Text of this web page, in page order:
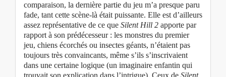
comparaison, la dernière partie du jeu m’a presque paru
fade, tant cette scène-là était puissante. Elle est d’ailleurs
assez représentative de ce que Silent Hill 2 apporte par
rapport à son prédécesseur : les monstres du premier
jeu, chiens écorchés ou insectes géants, n’étaient pas
toujours très convaincants, même s’ils s’inscrivaient
dans une certaine logique (un imaginaire enfantin qui